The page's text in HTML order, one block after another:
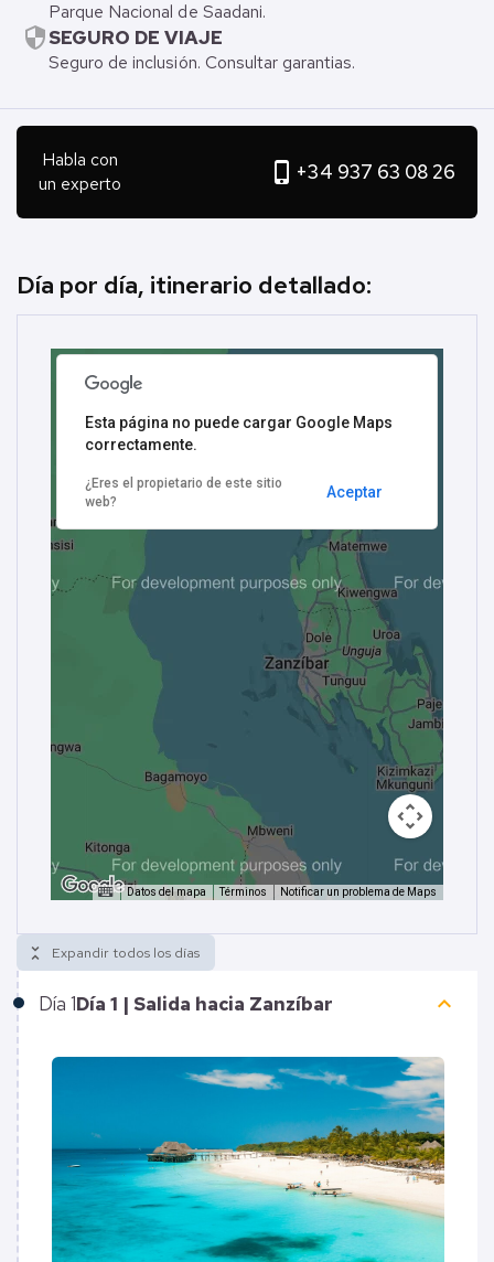
Parque Nacional de Saadani.
securitySEGURO DE VIAJE
Seguro de inclusión. Consultar garantias.
Habla con
un experto
phone_iphone +34 937 63 08 26
Día por día, itinerario detallado:
Día 1Día 1 | Salida hacia Zanzíbar keyboard_arrow_up
unfold_less Expandir todos los días
Datos del mapa Términos Notificar un problema de Maps
Esta página no puede cargar Google Maps
correctamente.
¿Eres el propietario de este sitio
web?
Aceptar